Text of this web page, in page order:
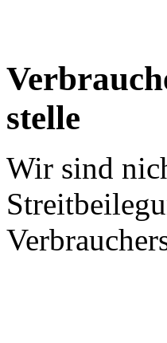
stelle
Wir sind